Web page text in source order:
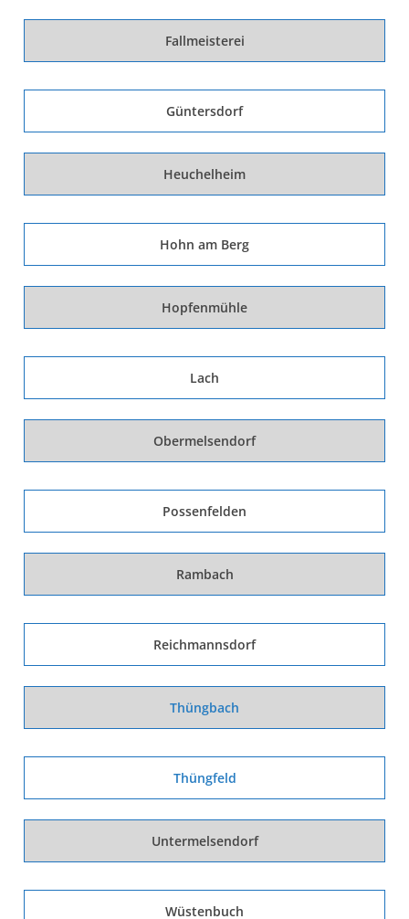
Fallmeisterei
Güntersdorf
Heuchelheim
Hohn am Berg
Hopfenmühle
Lach
Obermelsendorf
Possenfelden
Rambach
Reichmannsdorf
Thüngbach
Thüngfeld
Untermelsendorf
Wüstenbuch